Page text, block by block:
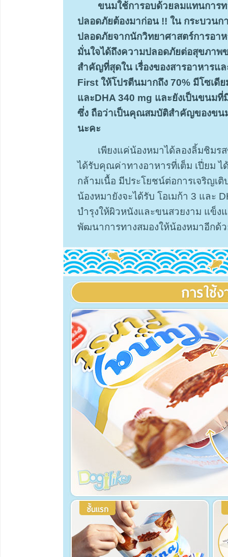
ขนมใช้การอบด้วยลมแทนการ
ปลอดภัยต้องมาก่อน !! ใน กระบวน
ปลอดภัยจากนักวิทยาศาสตร์การอา
มั่นใจได้ถึงความปลอดภัยต่อสุขภาพ
สำคัญที่สุดใน เรื่องของสารอาหารแ
First ให้โปรตีนมากถึง 70% มีโซเดี
และDHA 340 mg และยังเป็นขนมที่
ซึ่ง ถือว่าเป็นคุณสมบัติสำคัญของขน
นะคะ
เพียงแค่น้องหมาได้ลองลิ้มชิมร
ได้รับคุณค่าทางอาหารที่เต็ม เปี่ยม ไ
กล้ามเนื้อ มีประโยชน์ต่อการเจริญเ
น้องหมายังจะได้รับ โอเมก้า 3 และ
บำรุงให้ผิวหนังและขนสวยงาม แข็งแ
พัฒนาการทางสมองให้น้องหมาอีกด้